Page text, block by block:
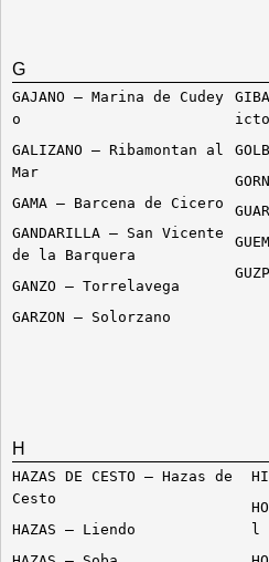
G
GAJANO – Marina de Cudey
o
GALIZANO – Ribamontan al
Mar
GAMA – Barcena de Cicero
GANDARILLA – San Vicente
de la Barquera
GANZO – Torrelavega
GARZON – Solorzano
H
HAZAS DE CESTO – Hazas de
Cesto
HAZAS – Liendo
l